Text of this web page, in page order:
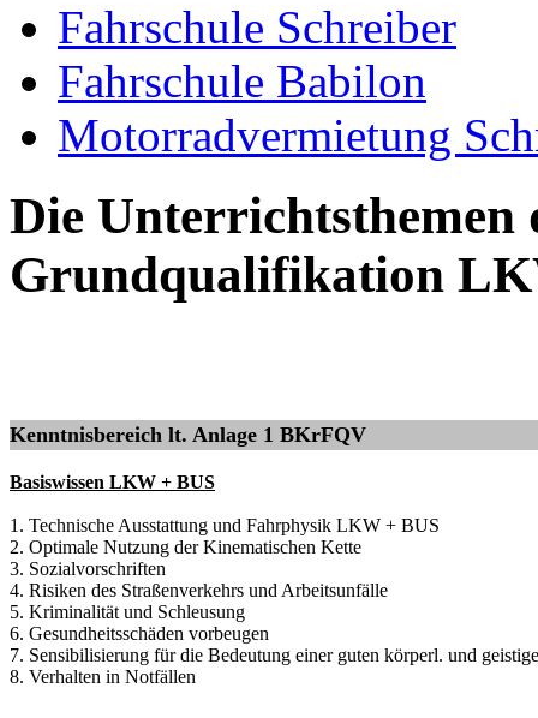
Fahrschule Schreiber
Fahrschule Babilon
Motorradvermietung
Die Unterrichtsthemen
Grundqualifikation
Kenntnisbereich lt. Anlage 1 BKrFQV
Basiswissen LKW + BUS
1. Technische Ausstattung und Fahrphysik LKW + BUS
2. Optimale Nutzung der Kinematischen Kette
3. Sozialvorschriften
4. Risiken des Straßenverkehrs und Arbeitsunfälle
5. Kriminalität und Schleusung
6. Gesundheitsschäden vorbeugen
7. Sensibilisierung für die Bedeutung einer guten körperl. und
8. Verhalten in Notfällen